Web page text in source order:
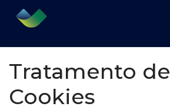
Tratamento de
Cookies